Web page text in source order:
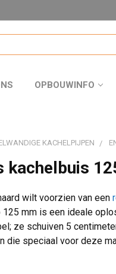
OPBOUWINFO
KACHELPIJPEN
kachelbuis
wilt voorzien van een
125 mm is een ideale
ze schuiven 5
die speciaal voor deze